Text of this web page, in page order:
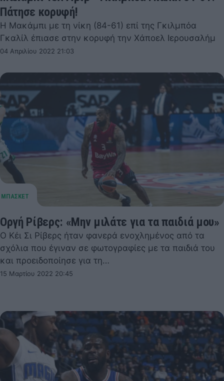
Πάτησε κορυφή!
Η Μακάμπι με τη νίκη (84-61) επί της Γκιλμπόα
Γκαλίλ έπιασε στην κορυφή την Χάποελ Ιερουσαλήμ
04 Απριλίου 2022 21:03
Οργή Ρίβερς: «Μην μιλάτε για τα παιδιά μου»
Ο Κέι Σι Ρίβερς ήταν φανερά ενοχλημένος από τα
σχόλια που έγιναν σε φωτογραφίες με τα παιδιά του
και προειδοποίησε για τη…
15 Μαρτίου 2022 20:45